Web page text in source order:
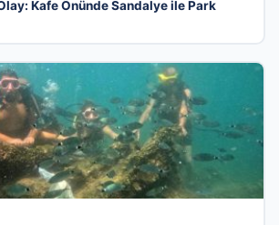
Kafe Önünde Sandalye ile Park